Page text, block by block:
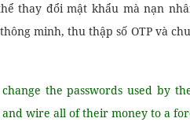
thay đổi mật khẩu mà nạn
minh, thu thập số OTP và
the passwords used by
wire all of their money to a